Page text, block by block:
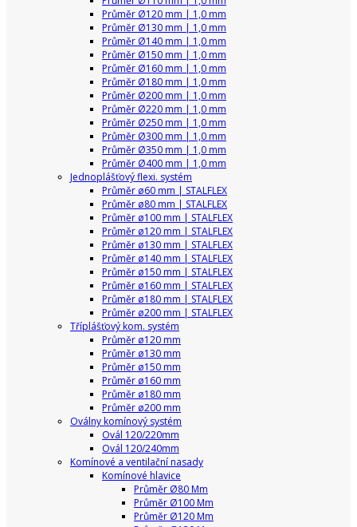
Průměr Ø120 mm | 1,0 mm
Průměr Ø130 mm | 1,0 mm
Průměr Ø140 mm | 1,0 mm
Průměr Ø150 mm | 1,0 mm
Průměr Ø160 mm | 1,0 mm
Průměr Ø180 mm | 1,0 mm
Průměr Ø200 mm | 1,0 mm
Průměr Ø220 mm | 1,0 mm
Průměr Ø250 mm | 1,0 mm
Průměr Ø300 mm | 1,0 mm
Průměr Ø350 mm | 1,0 mm
Průměr Ø400 mm | 1,0 mm
Jednoplášťový flexi. systém
Průměr ø60 mm | STALFLEX
Průměr ø80 mm | STALFLEX
Průměr ø100 mm | STALFLEX
Průměr ø120 mm | STALFLEX
Průměr ø130 mm | STALFLEX
Průměr ø140 mm | STALFLEX
Průměr ø150 mm | STALFLEX
Průměr ø160 mm | STALFLEX
Průměr ø180 mm | STALFLEX
Průměr ø200 mm | STALFLEX
Tříplášťový kom. systém
Průměr ø120 mm
Průměr ø130 mm
Průměr ø150 mm
Průměr ø160 mm
Průměr ø180 mm
Průměr ø200 mm
Oválny komínový systém
Ovál 120/220mm
Ovál 120/240mm
Komínové a ventilační nasady
Komínové hlavice
Průměr Ø80 Mm
Průměr Ø100 Mm
Průměr Ø120 Mm